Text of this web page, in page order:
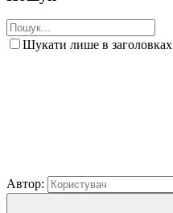
Шукати лише в заголовках
Автор: